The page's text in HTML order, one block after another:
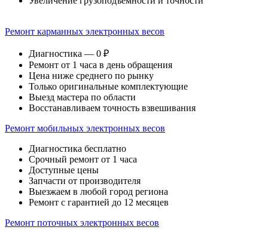
Ремонт карманных электронных весов
Диагностика — 0 ₽
Ремонт от 1 часа в день обращения
Цена ниже среднего по рынку
Только оригинальные комплектующие
Выезд мастера по области
Восстанавливаем точность взвешивания
Ремонт мобильных электронных весов
Диагностика бесплатно
Срочный ремонт от 1 часа
Доступные цены
Запчасти от производителя
Выезжаем в любой город региона
Ремонт с гарантией до 12 месяцев
Ремонт поточных электронных весов